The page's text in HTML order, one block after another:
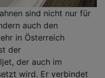
sind nicht nur für
auch den
in Österreich
der
der auch im
wird. Er verbindet